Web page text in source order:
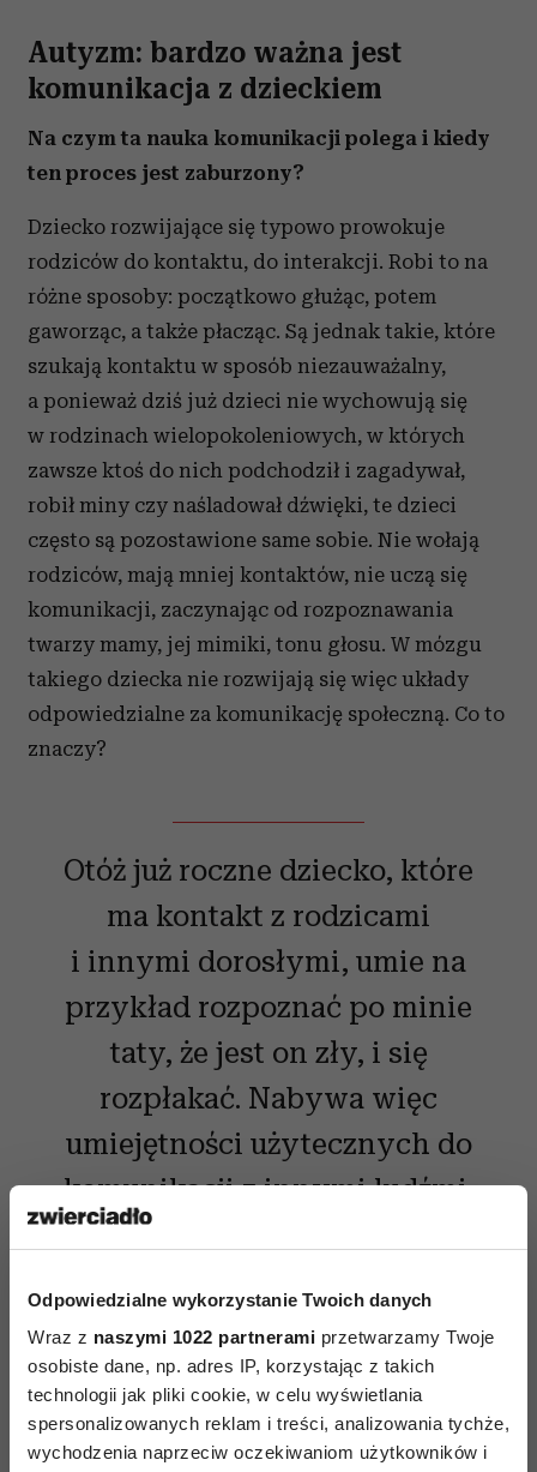
Odpowiedzialne wykorzystanie Twoich danych
Wraz z naszymi 1022 partnerami przetwarzamy Twoje
osobiste dane, np. adres IP, korzystając z takich
technologii jak pliki cookie, w celu wyświetlania
spersonalizowanych reklam i treści, analizowania tychże,
wychodzenia naprzeciw oczekiwaniom użytkowników i
Autyzm: bardzo ważna jest
komunikacja z dzieckiem
Na czym ta nauka komunikacji polega i kiedy
ten proces jest zaburzony?
Dziecko rozwijające się typowo prowokuje
rodziców do kontaktu, do interakcji. Robi to na
różne sposoby: początkowo głużąc, potem
gaworząc, a także płacząc. Są jednak takie, które
szukają kontaktu w sposób niezauważalny,
a ponieważ dziś już dzieci nie wychowują się
w rodzinach wielopokoleniowych, w których
zawsze ktoś do nich podchodził i zagadywał,
robił miny czy naśladował dźwięki, te dzieci
często są pozostawione same sobie. Nie wołają
rodziców, mają mniej kontaktów, nie uczą się
komunikacji, zaczynając od rozpoznawania
twarzy mamy, jej mimiki, tonu głosu. W mózgu
takiego dziecka nie rozwijają się więc układy
odpowiedzialne za komunikację społeczną. Co to
znaczy?
Otóż już roczne dziecko, które
ma kontakt z rodzicami
i innymi dorosłymi, umie na
przykład rozpoznać po minie
taty, że jest on zły, i się
rozpłakać. Nabywa więc
umiejętności użytecznych do
komunikacji z innymi ludźmi.
Czytaj także